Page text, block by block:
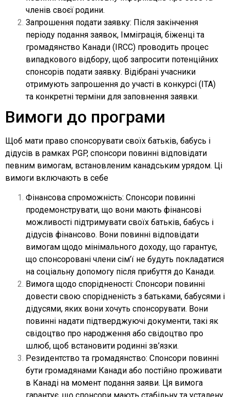
членів своєї родини.
Запрошення подати заявку: Після закінчення
періоду подання заявок, Імміграція, біженці та
громадянство Канади (IRCC) проводить процес
випадкового відбору, щоб запросити потенційних
спонсорів подати заявку. Відібрані учасники
отримують запрошення до участі в конкурсі (ITA)
та конкретні терміни для заповнення заявки.
Вимоги до програми
Щоб мати право спонсорувати своїх батьків, бабусь і
дідусів в рамках PGP, спонсори повинні відповідати
певним вимогам, встановленим канадським урядом. Ці
вимоги включають в себе
Фінансова спроможність: Спонсори повинні
продемонструвати, що вони мають фінансові
можливості підтримувати своїх батьків, бабусь і
дідусів фінансово. Вони повинні відповідати
вимогам щодо мінімального доходу, що гарантує,
що спонсоровані члени сім’ї не будуть покладатися
на соціальну допомогу після прибуття до Канади.
Вимога щодо спорідненості: Спонсори повинні
довести свою спорідненість з батьками, бабусями і
дідусями, яких вони хочуть спонсорувати. Вони
повинні надати підтверджуючі документи, такі як
свідоцтво про народження або свідоцтво про
шлюб, щоб встановити родинні зв’язки.
Резидентство та громадянство: Спонсори повинні
бути громадянами Канади або постійно проживати
в Канаді на момент подання заяви. Ця вимога